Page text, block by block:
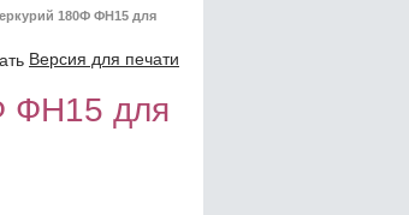
180Ф ФН15 для
Версия для печати
ФН15 для